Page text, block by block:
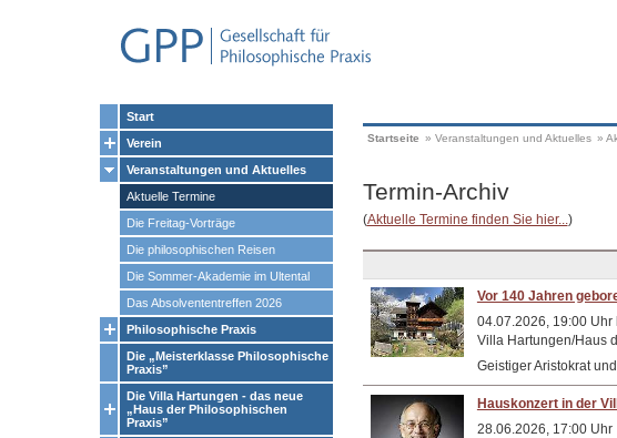
Start
Verein
Veranstaltungen und Aktuelles
Aktuelle Termine
Die Freitag-Vorträge
Die philosophischen Reisen
Die Sommer-Akademie im Ultental
Das Absolvententreffen 2026
Philosophische Praxis
Die „Meisterklasse Philosophische
Praxis”
Die Villa Hartungen - das neue
„Haus der Philosophischen
Praxis”
Startseite » Veranstaltungen und Aktuelles »
Termin-Archiv
(Aktuelle Termine finden Sie hier...)
Vor 140 Jahren
04.07.2026, 19:00 Uhr
Villa Hartungen/Haus
Geistiger Aristokrat
Hauskonzert in der
28.06.2026, 17:00 Uhr